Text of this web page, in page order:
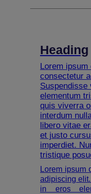
Heading
Lorem
consectetur
Suspendisse
elementum
quis viverra
interdum
libero vitae
et justo
imperdiet.
tristique
Lorem ipsum
adipiscing
in eros